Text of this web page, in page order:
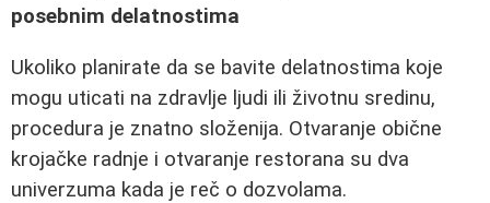
posebnim delatnostima
Ukoliko planirate da se bavite delatnostima koje
mogu uticati na zdravlje ljudi ili životnu sredinu,
procedura je znatno složenija. Otvaranje obične
krojačke radnje i otvaranje restorana su dva
univerzuma kada je reč o dozvolama.